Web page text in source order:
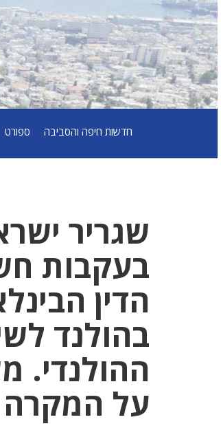
חדשות חיפה והסביבה ספורט
שגריר
בעקבות
הדין
בהולנד
ההולנדי.
על המקרה